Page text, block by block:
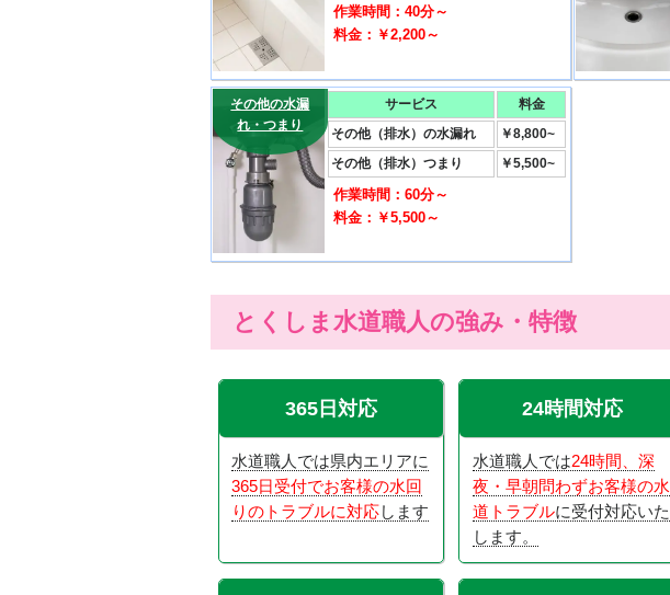
作業時間：40分～
料金：￥2,200～
その他の水漏
れ・つまり
サービス
料金
その他（排水）の水漏れ
￥8,800~
その他（排水）つまり
￥5,500~
作業時間：60分～
料金：￥5,500～
とくしま水道職人の強み・特徴
365日対応
水道職人では県内エリアに
365日受付でお客様の水回
りのトラブルに対応します
24時間対応
水道職人では24時間、深
夜・早朝問わずお客様の水
道トラブルに受付対応いた
します。